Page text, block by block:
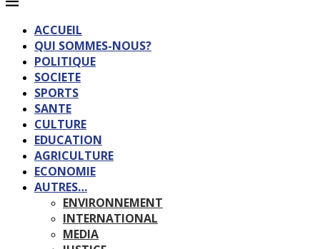
ACCUEIL
QUI SOMMES-NOUS?
POLITIQUE
SOCIETE
SPORTS
SANTE
CULTURE
EDUCATION
AGRICULTURE
ECONOMIE
AUTRES…
ENVIRONNEMENT
INTERNATIONAL
MEDIA